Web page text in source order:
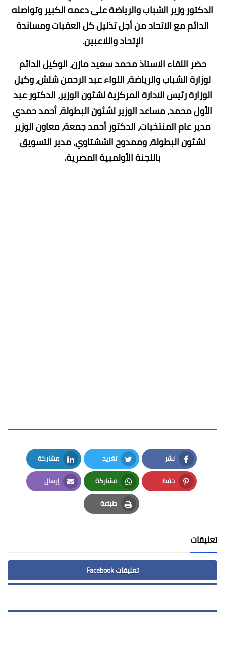
الدكتور وزير الشباب والرياضة على دعمه الكبير وتواصله
الدائم مع الاتحاد من أجل تذليل كل العقبات ومساندة
الإتحاد واللاعبين.
حضر اللقاء الاستاذ محمد سعيد مازن، الوكيل الدائم
لوزارة الشباب والرياضة، اللواء عبد الرحمن شلش، وكيل
الوزارة رئيس الادارة المركزية لشئون الوزير، الدكتور عبد
الأول محمد، مساعد الوزير لشئون البطولة، أحمد حمدي
مدير عام المنتخبات، الدكتور أحمد جمعة، معاون الوزير
لشئون البطولة، وممدوح الششتاوي، مدير التسويق
باللجنة الأولمبية المصرية.
نشر
Facebook
تغريد
Twitter
مشاركة
LinkedIn
حفظ
Pinterest
مشاركة
Whatsapp
إرسال
Email
طباعة
Print
تعليقات
تعليقات Facebook